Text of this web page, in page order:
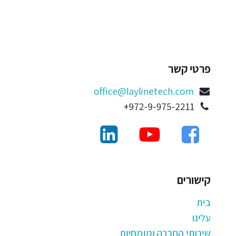
פרטי קשר
office@laylinetech.com
972-9-975-2211+
קישורים
בית
עלינו
שירותי החברה ומומחיות